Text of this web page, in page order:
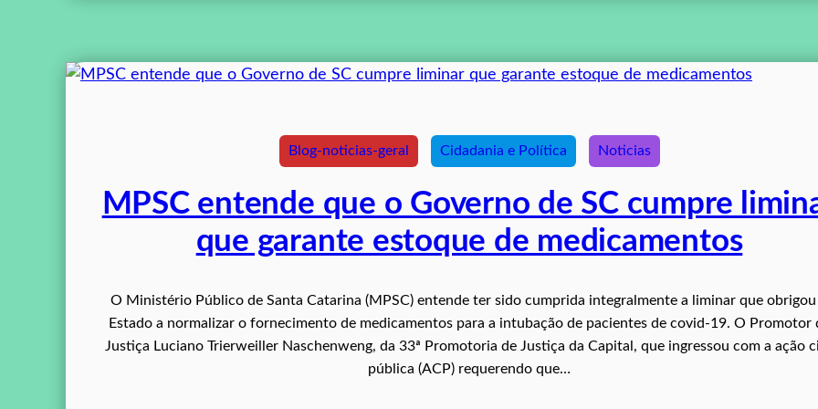
Blog-noticias-geral Cidadania e Política Noticias
MPSC entende que o Governo de SC cumpre
que garante estoque de medicamentos
O Ministério Público de Santa Catarina (MPSC) entende ter sido cumprida integralmente a liminar que
Estado a normalizar o fornecimento de medicamentos para a intubação de pacientes de covid-19. O Promotor
Justiça Luciano Trierweiller Naschenweng, da 33ª Promotoria de Justiça da Capital, que ingressou com a ação
pública (ACP) requerendo que…